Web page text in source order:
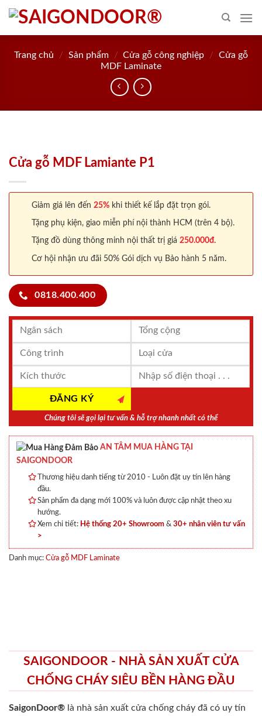
Skip
content
Trang chủ / Sản phẩm / Cửa gỗ công nghiệp /
Cửa gỗ
MDF Laminate
Cửa gỗ MDF Lamiante P1
Giảm giá lên đến 25% khi thiết kế lắp đặt trọn gói.
Tặng phụ kiện, giao miễn phí nội thành HCM (trên 4 bộ).
Tặng đồ dùng thông minh nội thất trị giá 250.000đ.
Cơ hội nhận ưu đãi 50% Gói dịch vụ Bảo hành 5 năm.
0818.400.400
Chúng tôi sẽ gọi lại tư vấn & hỗ trợ nhanh nhất có thể
AN TÂM MUA HÀNG TẠI
SAIGONDOOR
Thương hiệu danh tiếng từ 2010 - Luôn đặt uy tín lên hàng
đầu.
Sản phẩm đa dạng mới 100% và luôn được cập nhật theo xu
hướng.
Xem chi tiết: Hệ thống 20+ Showroom & 30+ nhân viên tư vấn
>
Danh mục: Cửa gỗ MDF Laminate
SAIGONDOOR - NHÀ SẢN XUẤT CỬA
CHỐNG CHÁY SIÊU BỀN HÀNG ĐẦU
SaigonDoor® là nhà sản xuất cửa chống cháy đã có uy tín